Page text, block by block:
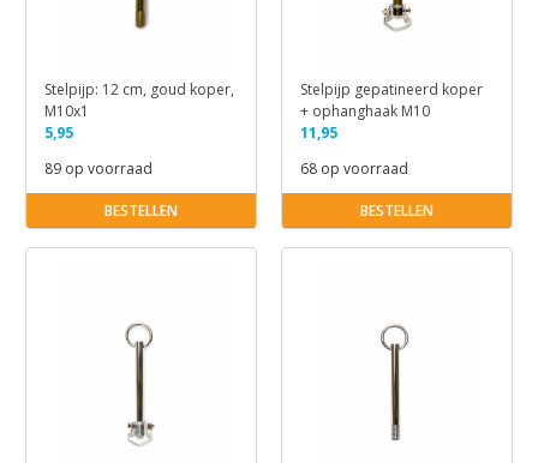
Stelpijp: 12 cm, goud koper,
M10x1
5,95
89 op voorraad
BESTELLEN
Stelpijp gepatineerd koper
+ ophanghaak M10
11,95
68 op voorraad
BESTELLEN